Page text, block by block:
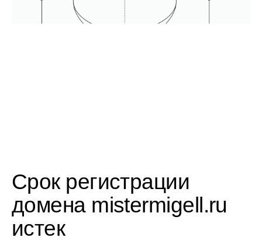
Срок регистрации
домена mistermigell.ru
истек